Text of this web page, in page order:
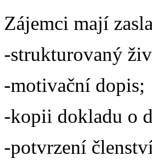
Zájemci mají
-strukturovaný
-motivační dopis;
-kopii dokladu o
-potvrzení